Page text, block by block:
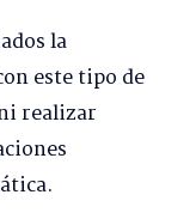
la
este tipo de
realizar